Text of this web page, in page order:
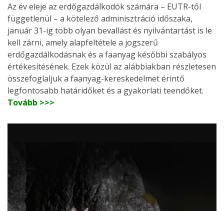
Az év eleje az erdőgazdálkodók számára – EUTR-től
függetlenül – a kötelező adminisztráció időszaka,
január 31-ig több olyan bevallást és nyilvántartást is le
kell zárni, amely alapfeltétele a jogszerű
erdőgazdálkodásnak és a faanyag későbbi szabályos
értékesítésének. Ezek közül az alábbiakban részletesen
összefoglaljuk a faanyag-kereskedelmet érintő
legfontosabb határidőket és a gyakorlati teendőket.
Tovább >>>